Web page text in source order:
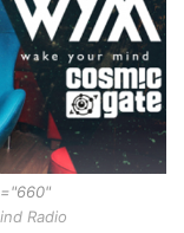
Radio